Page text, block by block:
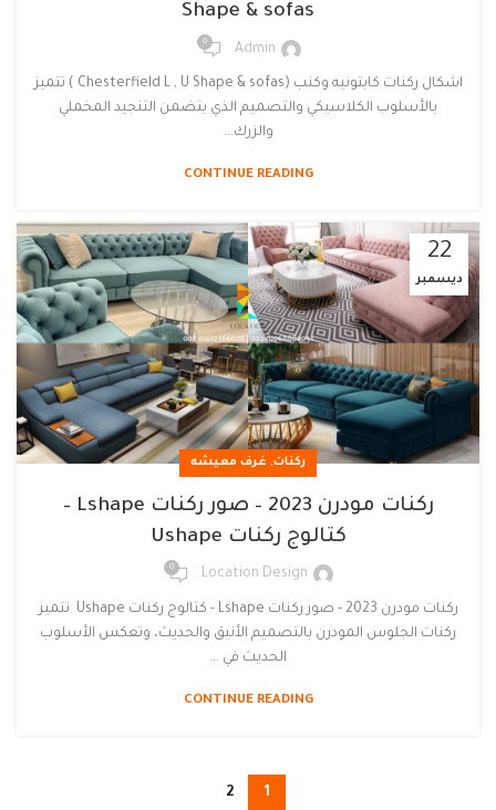
Shape & sofas
Admin
0
اشكال ركنات كابتونيه وكنب (Chesterfield L , U Shape & sofas ) تتميز
بالأسلوب الكلاسيكي والتصميم الذي يتضمن التنجيد المخملي
والزرك...
CONTINUE READING
22
ديسمبر
ركنات, غرف معيشه
ركنات مودرن 2023 – صور ركنات Lshape –
كتالوج ركنات Ushape
Location Design
0
ركنات مودرن 2023 - صور ركنات Lshape - كتالوج ركنات Ushape تتميز
ركنات الجلوس المودرن بالتصميم الأنيق والحديث، وتعكس الأسلوب
الحديث في ...
CONTINUE READING
1
2